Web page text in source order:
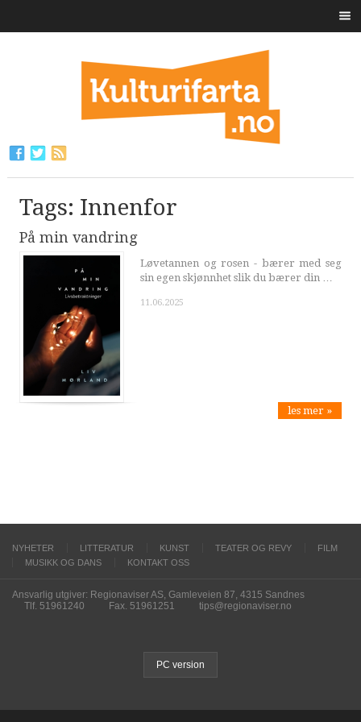
Tags: Innenfor
På min vandring
Løvetannen og rosen - bærer med seg
sin egen skjønnhet slik du bærer din …
11.06.2025
les mer »
NYHETER LITTERATUR KUNST TEATER OG REVY
FILM
MUSIKK OG DANS
KONTAKT OSS
Ansvarlig utgiver: Regionaviser AS, Gamleveien 87, 4315 Sandnes
Tlf. 51961240
Fax. 51961251 tips@regionaviser.no
PC version